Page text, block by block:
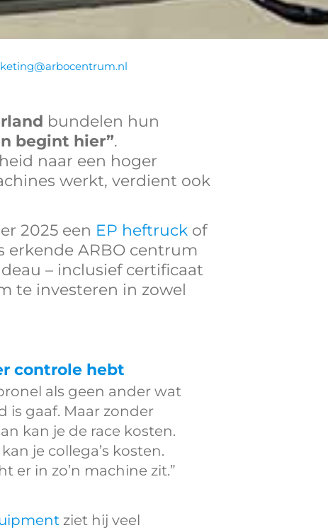
bundelen hun
begint hier”.
naar een hoger
werkt, verdient ook
2025 een EP heftruck of
erkende ARBO centrum
– inclusief certificaat
te investeren in zowel
controle hebt
als geen ander wat
is gaaf. Maar zonder
kan je de race kosten.
je collega’s kosten.
er in zo’n machine zit.”
ziet hij veel